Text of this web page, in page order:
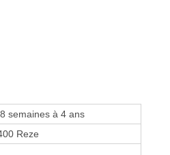
semaines à 4 ans
Reze